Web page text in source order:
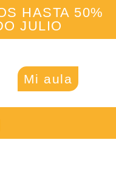
HASTA 50%
JULIO
Mi aula